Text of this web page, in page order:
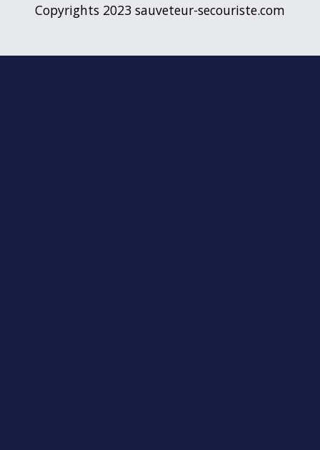
Copyrights 2023 sauveteur-secouriste.com